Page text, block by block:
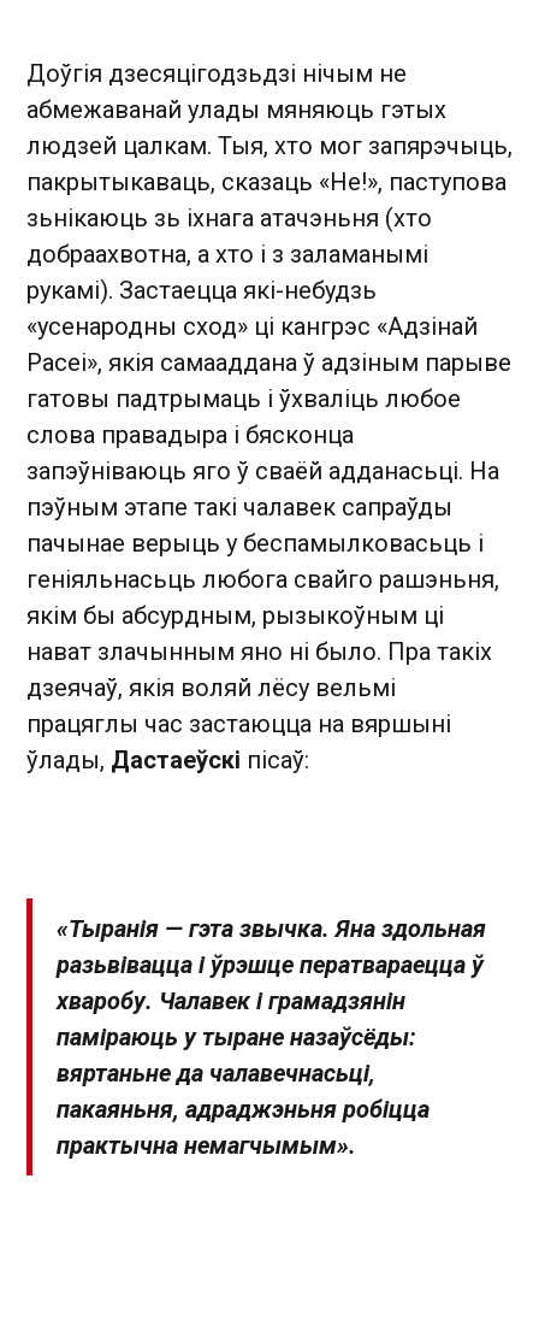
Доўгія дзесяцігодзьдзі нічым не
абмежаванай улады мяняюць гэтых
людзей цалкам. Тыя, хто мог запярэчыць,
пакрытыкаваць, сказаць «Не!», паступова
зьнікаюць зь іхнага атачэньня (хто
добраахвотна, а хто і з заламанымі
рукамі). Застаецца які-небудзь
«усенародны сход» ці кангрэс «Адзінай
Расеі», якія самааддана ў адзіным парыве
гатовы падтрымаць і ўхваліць любое
слова правадыра і бясконца
запэўніваюць яго ў сваёй адданасьці. На
пэўным этапе такі чалавек сапраўды
пачынае верыць у беспамылковасьць і
геніяльнасьць любога свайго рашэньня,
якім бы абсурдным, рызыкоўным ці
нават злачынным яно ні было. Пра такіх
дзеячаў, якія воляй лёсу вельмі
працяглы час застаюцца на вяршыні
ўлады, Дастаеўскі пісаў:
«Тыранія — гэта звычка. Яна здольная
разьвівацца і ўрэшце ператвараецца ў
хваробу. Чалавек і грамадзянін
паміраюць у тыране назаўсёды:
вяртаньне да чалавечнасьці,
пакаяньня, адраджэньня робіцца
практычна немагчымым».